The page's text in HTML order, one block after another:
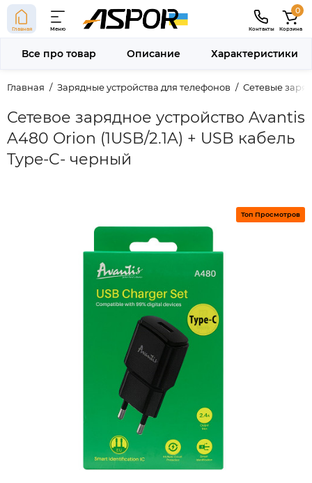
Главная Меню Контакты
0
Корзина
Главная Зарядные устройства для телефонов Сетевые
Сетевое зарядное устройство Avantis
A480 Orion (1USB/2.1A) + USB кабель
Type-C- черный
Все про товар Описание Характеристики
Топ Просмотров